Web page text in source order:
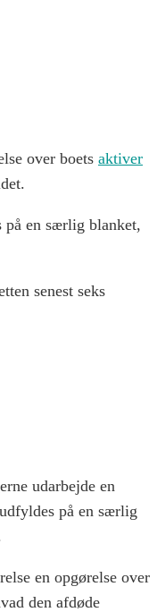
over boets aktiver
på en særlig blanket,
senest seks
udarbejde en
på en særlig
en opgørelse over
den afdøde